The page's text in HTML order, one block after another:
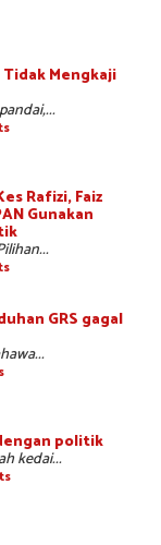
Tidak Mengkaji
Rafizi, Faiz
Gunakan
GRS gagal
politik
kedai...